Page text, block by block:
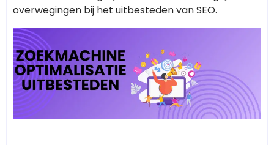
overwegingen bij het uitbesteden van SEO.